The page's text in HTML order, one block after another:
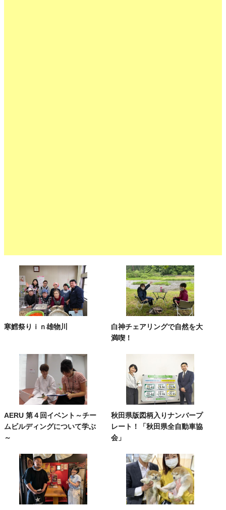
寒鱈祭りｉｎ雄物川
白神チェアリングで自然を大
満喫！
AERU 第４回イベント～チー
ムビルディングについて学ぶ
～
秋田県版図柄入りナンバープ
レート！「秋田県全自動車協
会」